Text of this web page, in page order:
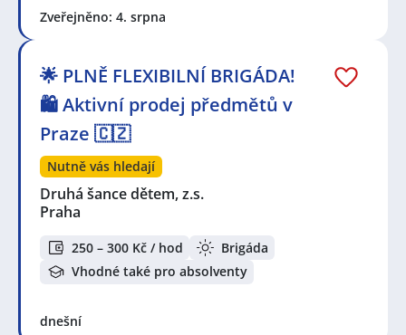
Zveřejněno: 4. srpna
🌟 PLNĚ FLEXIBILNÍ BRIGÁDA!
🛍️ Aktivní prodej předmětů v
Praze 🇨🇿
Nutně vás hledají
Druhá šance dětem, z.s.
Praha
250 – 300 Kč / hod
Brigáda
Vhodné také pro absolventy
dnešní